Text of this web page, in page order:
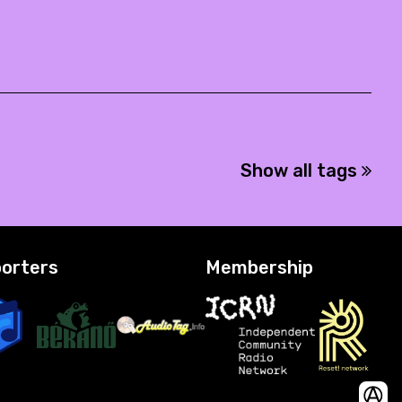
Show all tags
Membership